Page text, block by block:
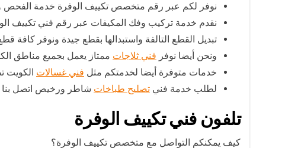
نوفر لكم عبر رقم متخصص تكييف الوفرة خدمة الفحص
نقدم خدمة تركيب وفك المكيفات عبر رقم فني تكييف
تبديل القطع التالفة واستبدالها بقطع جيدة ونوفر كافة
ونحن أيضا نوفر فني ثلاجات ممتاز يعمل بجميع مناطق
خدمات متوفرة أيضا لخدمتكم مثل فني غسالات الكويت
لطلب خدمة فني تصليح طباخات شاطر ورخيص اتصل بنا
تلفون فني تكييف الوفرة
كيف يمكنكم التواصل مع متخصص تكييف الوفرة؟